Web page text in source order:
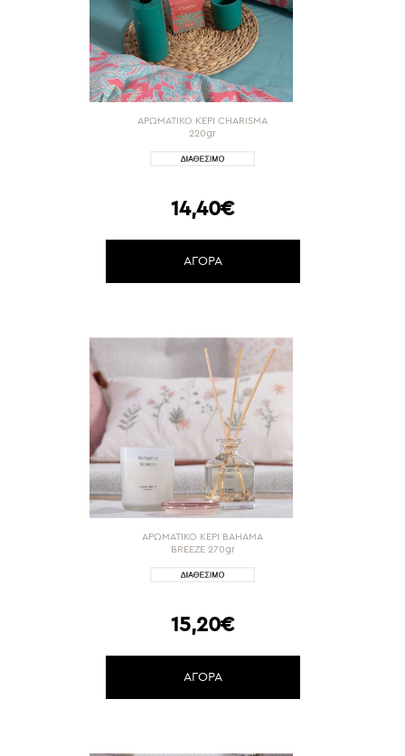
ΑΡΩΜΑΤΙΚΟ ΚΕΡΙ CHARISMA
220gr
14,40€
ΑΓΟΡΑ
ΑΡΩΜΑΤΙΚΟ ΚΕΡΙ BAHAMA
BREEZE 270gr
15,20€
ΑΓΟΡΑ